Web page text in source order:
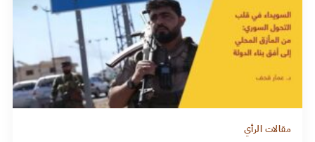
مقالات الرأي